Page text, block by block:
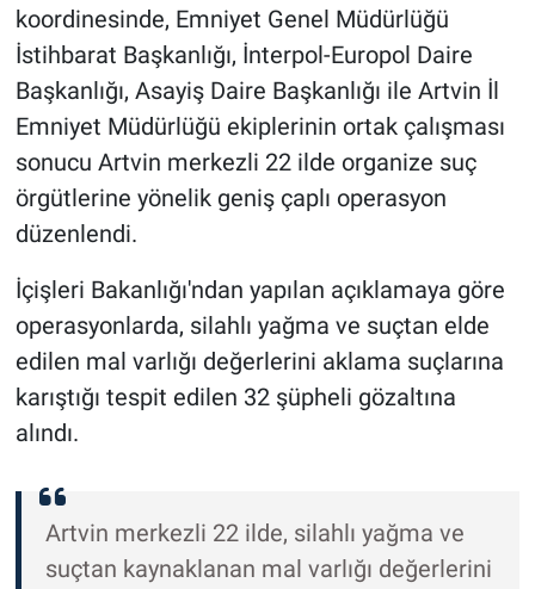
koordinesinde, Emniyet Genel Müdürlüğü
İstihbarat Başkanlığı, İnterpol-Europol Daire
Başkanlığı, Asayiş Daire Başkanlığı ile Artvin İl
Emniyet Müdürlüğü ekiplerinin ortak çalışması
sonucu Artvin merkezli 22 ilde organize suç
örgütlerine yönelik geniş çaplı operasyon
düzenlendi.
İçişleri Bakanlığı'ndan yapılan açıklamaya göre
operasyonlarda, silahlı yağma ve suçtan elde
edilen mal varlığı değerlerini aklama suçlarına
karıştığı tespit edilen 32 şüpheli gözaltına
alındı.
Artvin merkezli 22 ilde, silahlı yağma ve
suçtan kaynaklanan mal varlığı değerlerini